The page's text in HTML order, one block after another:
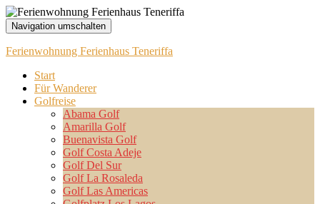
Navigation umschalten
Ferienwohnung Ferienhaus Teneriffa
Start
Für Wanderer
Golfreise
Abama Golf
Amarilla Golf
Buenavista Golf
Golf Costa Adeje
Golf Del Sur
Golf La Rosaleda
Golf Las Americas